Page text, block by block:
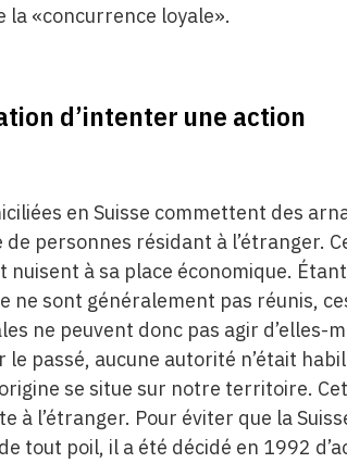
la «concurrence loyale».
d’intenter une action
en Suisse commettent des
de personnes résidant à l’étranger.
à sa place économique.
ne sont généralement pas réunis,
ne peuvent donc pas agir d’elles-
le passé, aucune autorité n’était
se situe sur notre territoire.
à l’étranger. Pour éviter que la
tout poil, il a été décidé en 1992